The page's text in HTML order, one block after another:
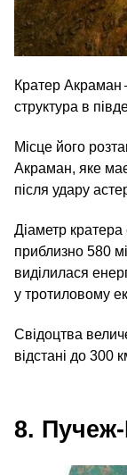
Кратер Акраман
структура в
Місце його
Акраман, яке
після удару
Діаметр
приблизно 580
виділилася
у тротиловому
Свідоцтва
відстані до 300
8.